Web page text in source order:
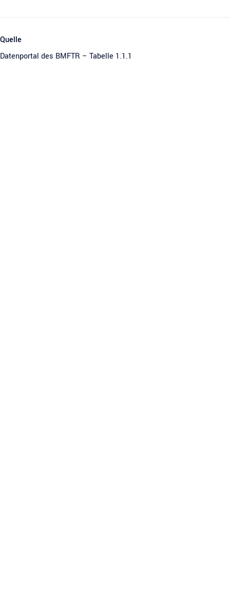
Quelle
Datenportal des BMFTR – Tabelle 1.1.1